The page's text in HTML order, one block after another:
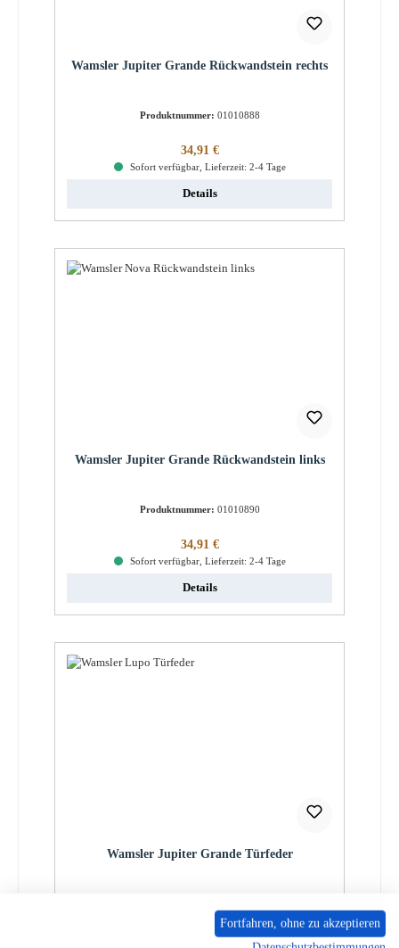
Wamsler Jupiter Grande Rückwandstein rechts
Produktnummer: 01010888
Regulärer Preis:
34,91 €
Sofort verfügbar, Lieferzeit: 2-4 Tage
Details
Wamsler Jupiter Grande Rückwandstein links
Produktnummer: 01010890
Regulärer Preis:
34,91 €
Sofort verfügbar, Lieferzeit: 2-4 Tage
Details
Wamsler Jupiter Grande Türfeder
Regulärer Preis:
17,80 €
Fortfahren, ohne zu akzeptieren